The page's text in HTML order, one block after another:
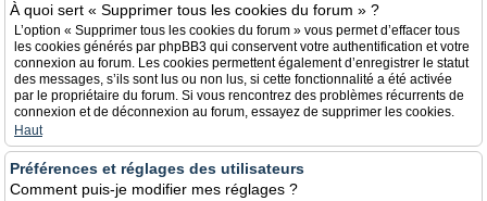
À quoi sert « Supprimer tous les cookies du forum » ?
L’option « Supprimer tous les cookies du forum » vous permet d’effacer tous
les cookies générés par phpBB3 qui conservent votre authentification et votre
connexion au forum. Les cookies permettent également d’enregistrer le statut
des messages, s’ils sont lus ou non lus, si cette fonctionnalité a été activée
par le propriétaire du forum. Si vous rencontrez des problèmes récurrents de
connexion et de déconnexion au forum, essayez de supprimer les cookies.
Haut
Préférences et réglages des utilisateurs
Comment puis-je modifier mes réglages ?